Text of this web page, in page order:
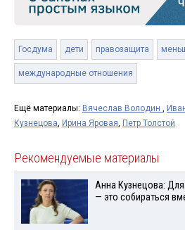
Госдума дети правозащита
международные отношения
Ещё материалы: Вячеслав Володин ,
Кузнецова, Ирина Яровая, Петр Толстой
Рекомендуемые материалы
Анна Кузнецова:
— это собираться